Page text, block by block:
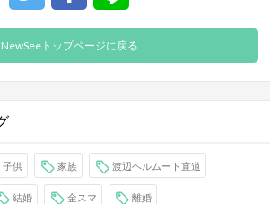
NewSeeトップページに戻る
子供 家族 渡辺ヘルムート直道
結婚 金スマ 離婚